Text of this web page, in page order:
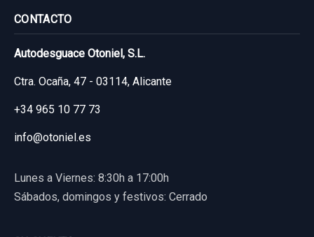
CONTACTO
Autodesguace Otoniel, S.L.
Ctra. Ocaña, 47 - 03114, Alicante
+34 965 10 77 73
info@otoniel.es
Lunes a Viernes: 8:30h a 17:00h
Sábados, domingos y festivos: Cerrado